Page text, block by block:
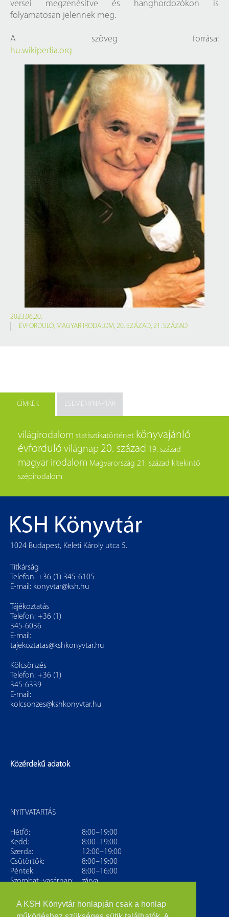
A KSH Könyvtár honlapján csak a honlap
versei megzenésítve és hanghordozókon is
folyamatosan jelennek meg.
A szöveg forrása:
hu.wikipedia.org
2023.06.20.
ÉVFORDULÓ, MAGYAR IRODALOM, 20. SZÁZAD, 21. SZÁZAD
CÍMKÉK ESEMÉNYNAPTÁR
világirodalom statisztikatörténet könyvajánló
évforduló világnap 20. század 19. század
magyar irodalom Magyarország 21. század kitekintő
szépirodalom
1024 Budapest, Keleti Károly utca 5.
Titkárság
Telefon: +36 (1) 345-6105
E-mail: konyvtar@ksh.hu
Tájékoztatás
Telefon: +36 (1)
345-6036
E-mail:
tajekoztatas@kshkonyvtar.hu
Kölcsönzés
Telefon: +36 (1)
345-6339
E-mail:
kolcsonzes@kshkonyvtar.hu
Közérdekű adatok
NYITVATARTÁS
Hétfő:
8:00–19:00
Kedd:
8:00–19:00
Szerda:
12:00–19:00
Csütörtök:
8:00–19:00
Péntek:
8:00–16:00
Szombat–vasárnap:
zárva